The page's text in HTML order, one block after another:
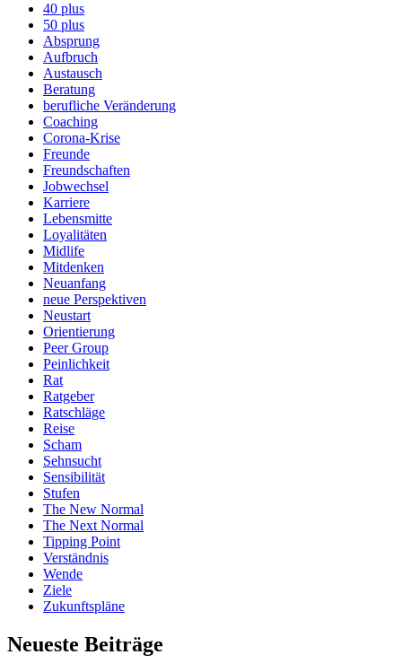
40 plus
50 plus
Absprung
Aufbruch
Austausch
Beratung
berufliche Veränderung
Coaching
Corona-Krise
Freunde
Freundschaften
Jobwechsel
Karriere
Lebensmitte
Loyalitäten
Midlife
Mitdenken
Neuanfang
neue Perspektiven
Neustart
Orientierung
Peer Group
Peinlichkeit
Rat
Ratgeber
Ratschläge
Reise
Scham
Sehnsucht
Sensibilität
Stufen
The New Normal
The Next Normal
Tipping Point
Verständnis
Wende
Ziele
Zukunftspläne
Neueste Beiträge